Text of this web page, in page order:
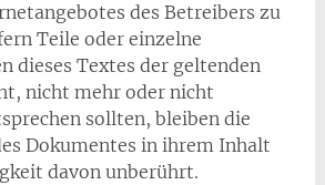
des Betreibers zu
Teile oder einzelne
dieses Textes der geltenden
nicht mehr oder nicht
sollten, bleiben die
Dokumentes in ihrem Inhalt
davon unberührt.